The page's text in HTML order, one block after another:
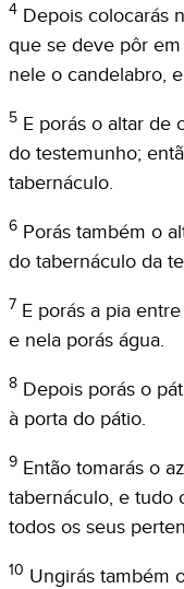
4 Depois colocarás
que se deve pôr
nele o candelabro,
5 E porás o altar de
do testemunho;
tabernáculo.
6 Porás também o
do tabernáculo da
7 E porás a pia
e nela porás água.
8 Depois porás o
à porta do pátio.
9 Então tomarás o
tabernáculo, e tudo
todos os seus
10 Ungirás também